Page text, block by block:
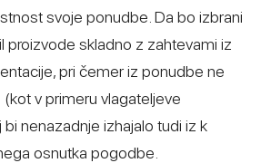
svoje ponudbe. Da bo izbrani
proizvode skladno z zahtevami iz
pri čemer iz ponudbe ne
v primeru vlagateljeve
nenazadnje izhajalo tudi iz k
osnutka pogodbe.